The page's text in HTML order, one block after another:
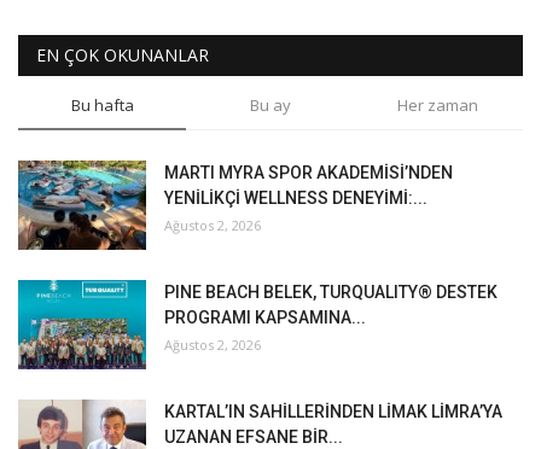
EN ÇOK OKUNANLAR
Bu hafta Bu ay Her zaman
MARTI MYRA SPOR AKADEMİSİ’NDEN
YENİLİKÇİ WELLNESS DENEYİMİ:...
Ağustos 2, 2026
PINE BEACH BELEK, TURQUALITY® DESTEK
PROGRAMI KAPSAMINA...
Ağustos 2, 2026
KARTAL’IN SAHİLLERİNDEN LİMAK LİMRA’YA
UZANAN EFSANE BİR...